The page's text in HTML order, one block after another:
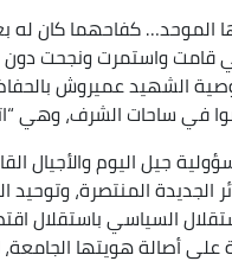
الموحد… كفاحهما كان
قامت واستمرت ونجحت
الشهيد عميروش بالحفاظ
ساحات الشرف، وهي
جيل اليوم والأجيال
الجديدة المنتصرة،
السياسي باستقلال
أصالة هويتها